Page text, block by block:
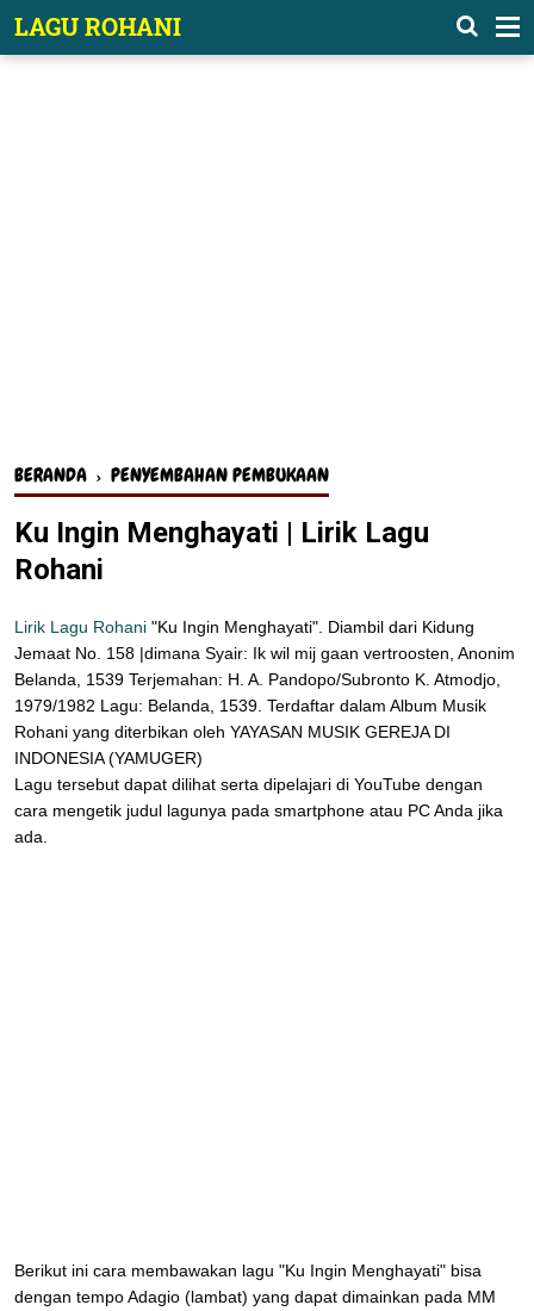
LAGU ROHANI
BERANDA › PENYEMBAHAN PEMBUKAAN
Ku Ingin Menghayati | Lirik Lagu
Rohani
Lirik Lagu Rohani "Ku Ingin Menghayati". Diambil dari Kidung
Jemaat No. 158 |dimana Syair: Ik wil mij gaan vertroosten, Anonim
Belanda, 1539 Terjemahan: H. A. Pandopo/Subronto K. Atmodjo,
1979/1982 Lagu: Belanda, 1539. Terdaftar dalam Album Musik
Rohani yang diterbikan oleh YAYASAN MUSIK GEREJA DI
INDONESIA (YAMUGER)
Lagu tersebut dapat dilihat serta dipelajari di YouTube dengan
cara mengetik judul lagunya pada smartphone atau PC Anda jika
ada.
Berikut ini cara membawakan lagu "Ku Ingin Menghayati" bisa
dengan tempo Adagio (lambat) yang dapat dimainkan pada MM